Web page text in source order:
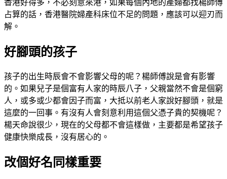
香港好得多，不必刻意來港，如果每個內地的產婦都找楊師傅
占算的話，香港醫院婦產科床位不足的問題，應該可以迎刃而
解。
好腳頭的孩子
孩子的出生時辰會不會影響父母的呢？楊師傅說是會有影響
的。如果兒子是個富有人家的時辰八子，父親當然不會是個窮
人，或多或少都會因子而富，大抵以前老人家說好腳頭，就是
這麼的一回事。有沒有人會刻意利用這個父憑子貴的契機呢？
楊天命說很少，現在的父母都不會這樣做，主要都是希望孩子
健康快樂成長，沒有居心的。
改個好名同樣重要